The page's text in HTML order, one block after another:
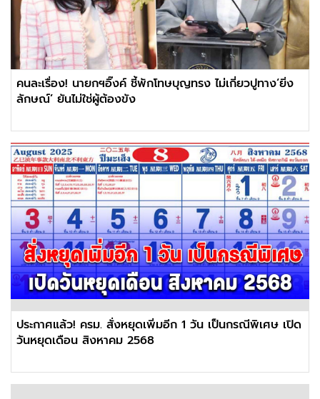
คนละเรื่อง! นายกฯอิ๊งค์ ชี้พักโทษบุญทรง ไม่เกี่ยวปูทาง‘ยิ่ง
ลักษณ์’ ยันไม่ใช่ผู้ต้องขัง
ประกาศแล้ว! ครม. สั่งหยุดเพิ่มอีก 1 วัน เป็นกรณีพิเศษ เปิด
วันหยุดเดือน สิงหาคม 2568